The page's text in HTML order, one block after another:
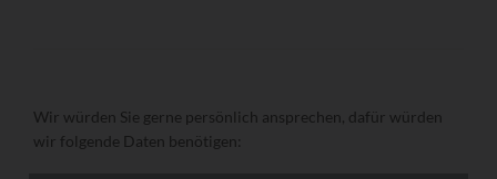
Wir würden Sie gerne persönlich ansprechen, dafür würden
wir folgende Daten benötigen: